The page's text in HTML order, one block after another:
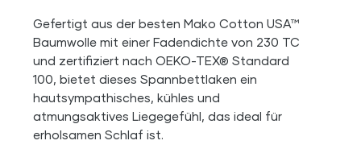
Gefertigt aus der besten Mako Cotton USA™
Baumwolle mit einer Fadendichte von 230 TC
und zertifiziert nach OEKO-TEX® Standard
100, bietet dieses Spannbettlaken ein
hautsympathisches, kühles und
atmungsaktives Liegegefühl, das ideal für
erholsamen Schlaf ist.